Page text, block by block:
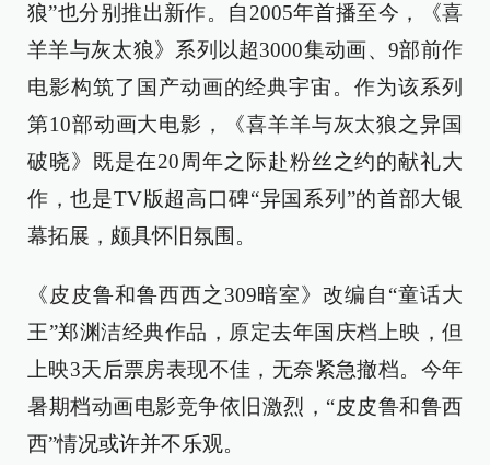
狼”也分别推出新作。自2005年首播至今，《喜
羊羊与灰太狼》系列以超3000集动画、9部前作
电影构筑了国产动画的经典宇宙。作为该系列
第10部动画大电影，《喜羊羊与灰太狼之异国
破晓》既是在20周年之际赴粉丝之约的献礼大
作，也是TV版超高口碑“异国系列”的首部大银
幕拓展，颇具怀旧氛围。
《皮皮鲁和鲁西西之309暗室》改编自“童话大
王”郑渊洁经典作品，原定去年国庆档上映，但
上映3天后票房表现不佳，无奈紧急撤档。今年
暑期档动画电影竞争依旧激烈，“皮皮鲁和鲁西
西”情况或许并不乐观。